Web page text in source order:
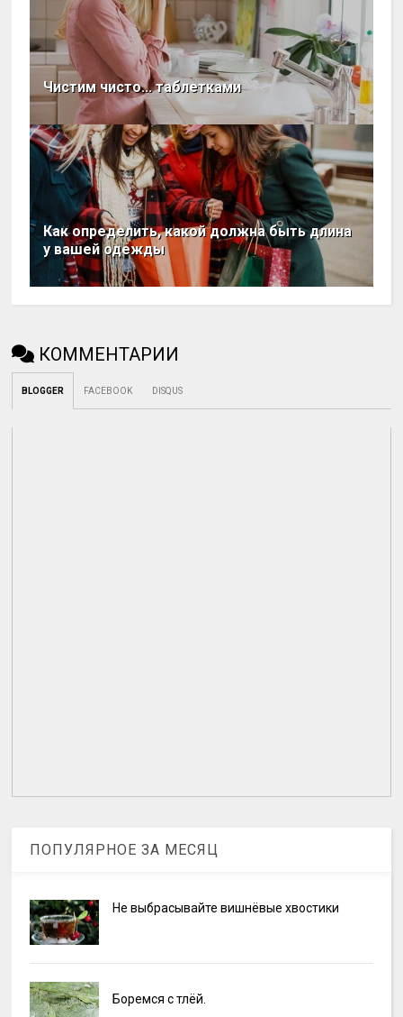
Чистим чисто... таблетками
Как определить, какой должна быть длина
у вашей одежды
КОММЕНТАРИИ
BLOGGER FACEBOOK DISQUS
ПОПУЛЯРНОЕ ЗА МЕСЯЦ
Не выбрасывайте вишнёвые хвостики
Боремся с тлёй.